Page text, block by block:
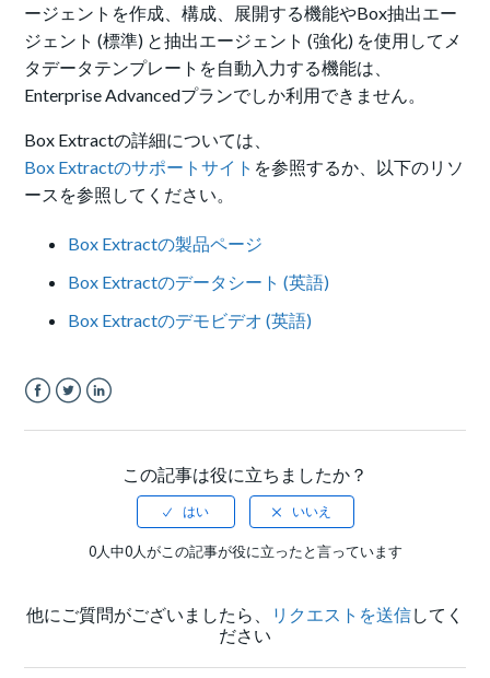
ージェントを作成、構成、展開する機能やBox抽出エー
ジェント (標準) と抽出エージェント (強化) を使用してメ
タデータテンプレートを自動入力する機能は、
Enterprise Advancedプランでしか利用できません。
Box Extractの詳細については、
Box Extractのサポートサイト を参照するか、以下のリソ
ースを参照してください。
Box Extractの製品ページ
Box Extractのデータシート (英語)
Box Extractのデモビデオ (英語)
この記事は役に立ちましたか？
0人中0人がこの記事が役に立ったと言っています
他にご質問がございましたら、 リクエストを送信してく
ださい